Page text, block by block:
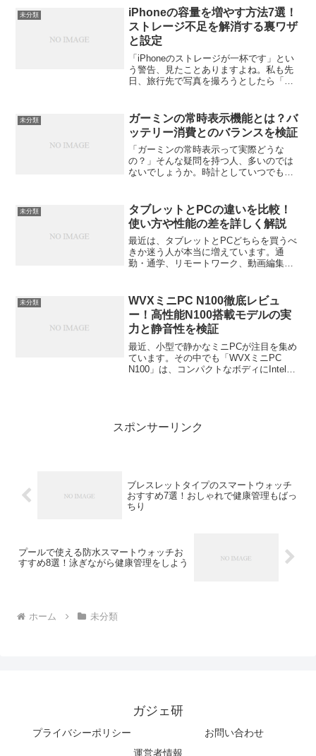
めています。スマホを使うと...
未分類
iPhoneの容量を増やす方法7選！
ストレージ不足を解消する裏ワザ
と設定
「iPhoneのストレージが一杯です」とい
う警告、見たことありますよね。私も先
日、旅行先で写真を撮ろうとしたら「容
も入れられないし、iOSのアップデートも
できないし、な...
未分類
ガーミンの常時表示機能とは？バ
ッテリー消費とのバランスを検証
「ガーミンの常時表示って実際どうな
の？」そんな疑問を持つ人、多いのでは
ないでしょうか。時計としていつでも時
なりますよね。この記事では、ガーミン
の常時表示（Always-...
未分類
タブレットとPCの違いを比較！
使い方や性能の差を詳しく解説
最近は、タブレットとPCどちらを買うべ
きか迷う人が本当に増えています。通
勤・通学、リモートワーク、動画編集、
違いをわかりやすく掘り下げながら、あ
なたに合う選び方を一緒...
未分類
WVXミニPC N100徹底レビュ
ー！高性能N100搭載モデルの実
力と静音性を検証
最近、小型で静かなミニPCが注目を集め
ています。その中でも「WVXミニPC
N100」は、コンパクトなボディにIntel
スポンサーリンク
ブレスレットタイプのスマートウォッチ
おすすめ7選！おしゃれで健康管理もばっ
ちり
プールで使える防水スマートウォッチお
すすめ8選！泳ぎながら健康管理をしよう
ホーム 未分類
ガジェ研
プライバシーポリシー
お問い合わせ
運営者情報